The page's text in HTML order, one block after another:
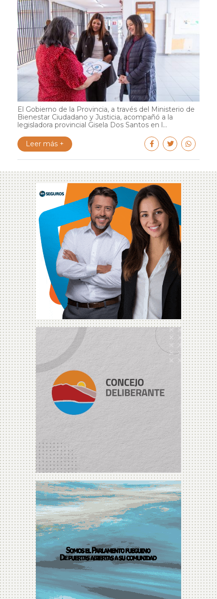
El Gobierno de la Provincia, a través del Ministerio de
Bienestar Ciudadano y Justicia, acompañó a la
legisladora provincial Gisela Dos Santos en l...
Leer más +